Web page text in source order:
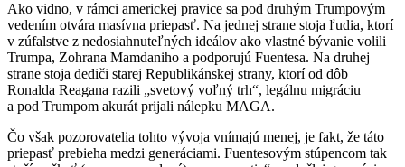
Ako vidno, v rámci americkej pravice sa pod druhým Trumpovým
vedením otvára masívna priepasť. Na jednej strane stoja ľudia, ktorí
v zúfalstve z nedosiahnuteľných ideálov ako vlastné bývanie volili
Trumpa, Zohrana Mamdaniho a podporujú Fuentesa. Na druhej
strane stoja dediči starej Republikánskej strany, ktorí od dôb
Ronalda Reagana razili „svetový voľný trh“, legálnu migráciu
a pod Trumpom akurát prijali nálepku MAGA.
Čo však pozorovatelia tohto vývoja vnímajú menej, je fakt, že táto
priepasť prebieha medzi generáciami. Fuentesovým stúpencom tak